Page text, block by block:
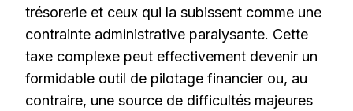
trésorerie et ceux qui la subissent comme une
contrainte administrative paralysante. Cette
taxe complexe peut effectivement devenir un
formidable outil de pilotage financier ou, au
contraire, une source de difficultés majeures